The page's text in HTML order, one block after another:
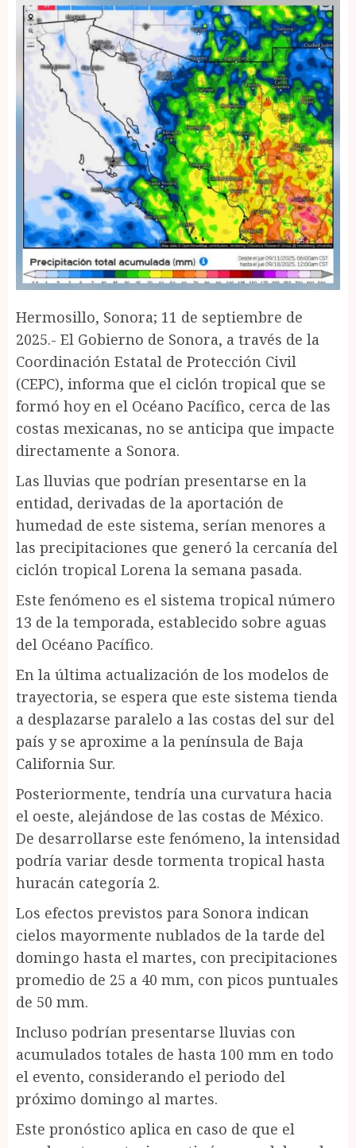
Hermosillo, Sonora; 11 de septiembre de
2025.- El Gobierno de Sonora, a través de la
Coordinación Estatal de Protección Civil
(CEPC), informa que el ciclón tropical que se
formó hoy en el Océano Pacífico, cerca de las
costas mexicanas, no se anticipa que impacte
directamente a Sonora.
Las lluvias que podrían presentarse en la
entidad, derivadas de la aportación de
humedad de este sistema, serían menores a
las precipitaciones que generó la cercanía del
ciclón tropical Lorena la semana pasada.
Este fenómeno es el sistema tropical número
13 de la temporada, establecido sobre aguas
del Océano Pacífico.
En la última actualización de los modelos de
trayectoria, se espera que este sistema tienda
a desplazarse paralelo a las costas del sur del
país y se aproxime a la península de Baja
California Sur.
Posteriormente, tendría una curvatura hacia
el oeste, alejándose de las costas de México.
De desarrollarse este fenómeno, la intensidad
podría variar desde tormenta tropical hasta
huracán categoría 2.
Los efectos previstos para Sonora indican
cielos mayormente nublados de la tarde del
domingo hasta el martes, con precipitaciones
promedio de 25 a 40 mm, con picos puntuales
de 50 mm.
Incluso podrían presentarse lluvias con
acumulados totales de hasta 100 mm en todo
el evento, considerando el periodo del
próximo domingo al martes.
Este pronóstico aplica en caso de que el